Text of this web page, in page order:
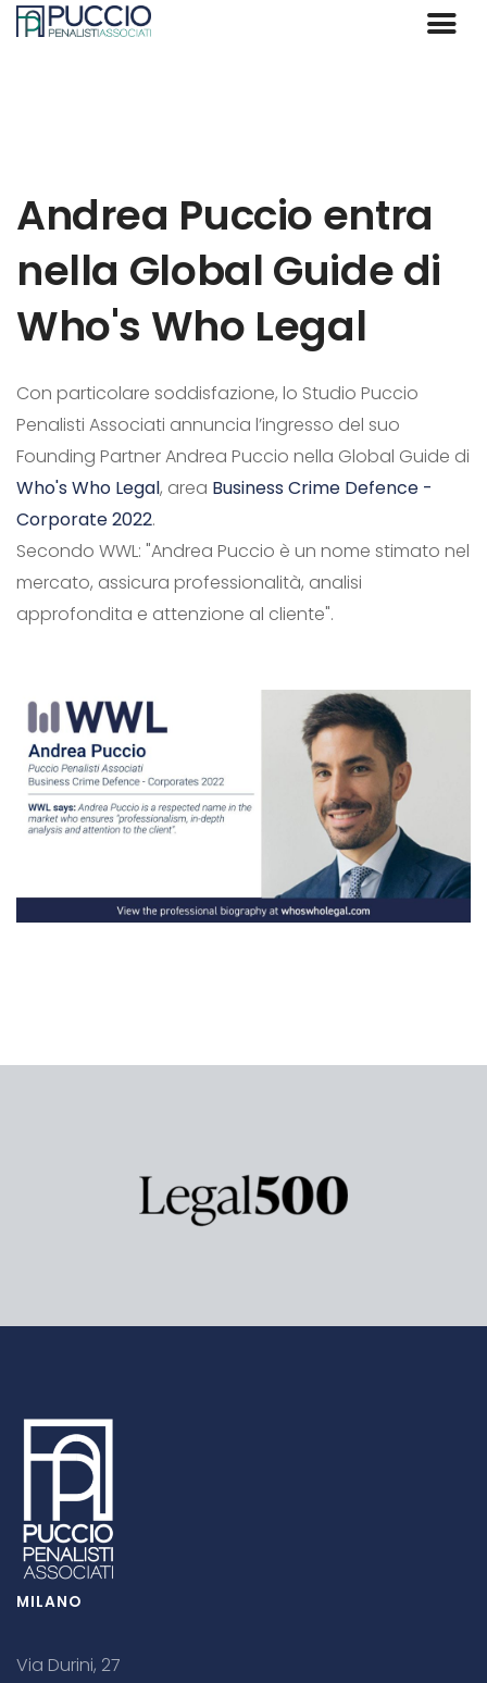
Andrea Puccio entra
nella Global Guide di
Who's Who Legal
Con particolare soddisfazione, lo Studio Puccio
Penalisti Associati annuncia l’ingresso del suo
Founding Partner Andrea Puccio nella Global Guide di
Who's Who Legal, area Business Crime Defence -
Corporate 2022.
Secondo WWL: "Andrea Puccio è un nome stimato nel
mercato, assicura professionalità, analisi
approfondita e attenzione al cliente".
MILANO
Via Durini, 27